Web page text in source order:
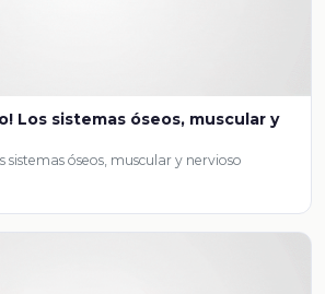
Los sistemas óseos, muscular y
sistemas óseos, muscular y nervioso